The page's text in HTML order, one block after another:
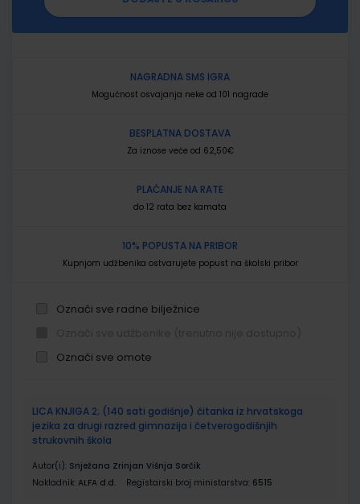
NAGRADNA SMS IGRA
Mogućnost osvajanja neke od 101 nagrade
BESPLATNA DOSTAVA
Za iznose veće od 62,50€
PLAĆANJE NA RATE
do 12 rata bez kamata
10% POPUSTA NA PRIBOR
Kupnjom udžbenika ostvarujete popust na školski pribor
Označi sve radne bilježnice
Označi sve omote
proizvodi
LICA KNJIGA 2; (140 sati godišnje) čitanka iz hrvatskoga
jezika za drugi razred gimnazija i četverogodišnjih
strukovnih škola
Autor(i): Snježana Zrinjan Višnja Sorčik
Nakladnik: ALFA d.d. Registarski broj ministarstva: 6515